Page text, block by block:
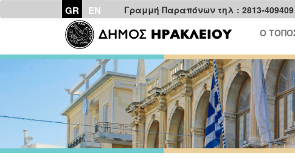
GR EN Γραμμή Παραπόνων τηλ : 2813-409409
Ο